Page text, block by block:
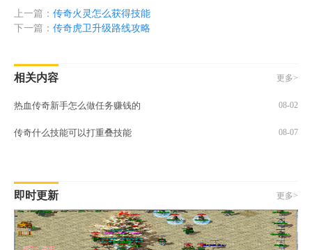
上一篇： 传奇火灵怎么获得技能
下一篇： 传奇虎卫升级路线攻略
相关内容 更多>
热血传奇新手怎么做任务赚钱的 08-02
传奇什么技能可以打重叠技能 08-07
即时更新 更多>